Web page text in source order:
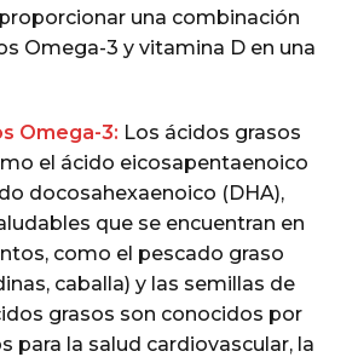
una combinación
Omega-3 y vitamina D en una
Omega-3: Los ácidos grasos
el ácido eicosapentaenoico
docosahexaenoico (DHA),
que se encuentran en
como el pescado graso
caballa) y las semillas de
grasos son conocidos por
para la salud cardiovascular, la